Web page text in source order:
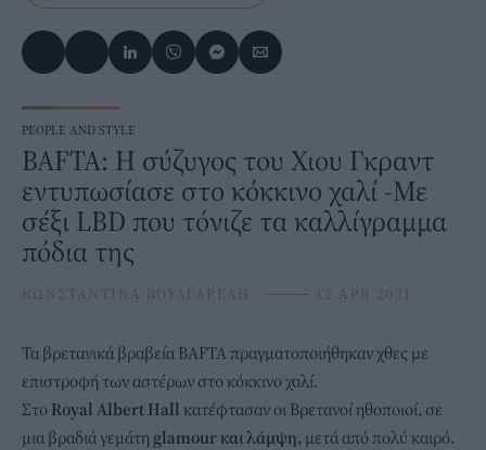
PEOPLE AND STYLE
BAFTA: Η σύζυγος του Χιου Γκραντ
εντυπωσίασε στο κόκκινο χαλί -Με
σέξι LBD που τόνιζε τα καλλίγραμμα
πόδια της
ΚΩΝΣΤΑΝΤΙΝΑ ΒΟΥΛΓΑΡΕΛΗ ⸻ 12 APR 2021
Τα βρετανικά βραβεία BAFTA πραγματοποιήθηκαν χθες με
επιστροφή των αστέρων στο κόκκινο χαλί.
Στο Royal Albert Hall κατέφτασαν οι Βρετανοί ηθοποιοί, σε
μια βραδιά γεμάτη glamour και λάμψη, μετά από πολύ καιρό.